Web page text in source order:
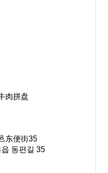
肉拼盘
东便街35
동편길 35